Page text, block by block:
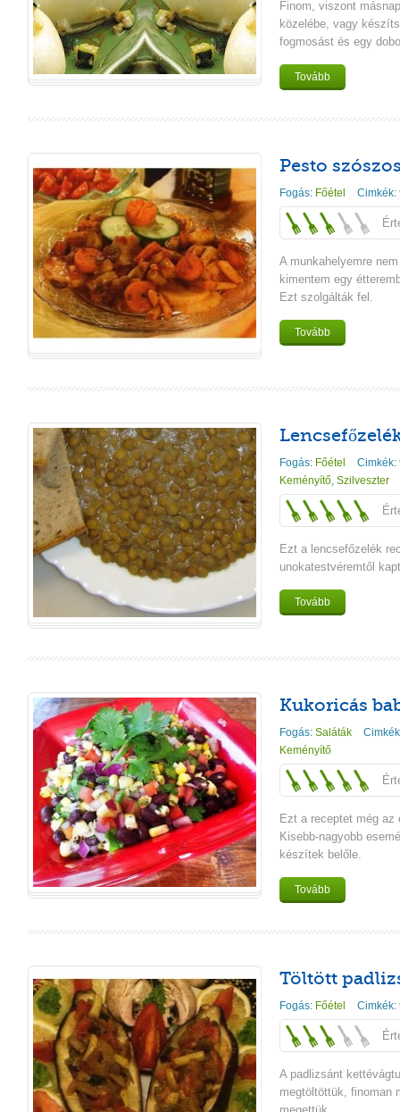
Finom, viszont
közelébe, vagy
fogmosást és egy
Tovább
Pesto
Fogás: Főétel Cimkék:
A munkahelyemre
kimentem egy
Ezt szolgálták fel.
Tovább
Fogás: Főétel Cimkék:
Keményítő, Szilveszter
Ezt a lencsefőzelék
unokatestvéremtől
Tovább
Kukoricás
Fogás: Saláták
Keményítő
Ezt a receptet még
Kisebb-nagyobb
készítek belőle.
Tovább
Töltött
Fogás: Főétel Cimkék:
A padlizsánt
megtöltöttük, finoman